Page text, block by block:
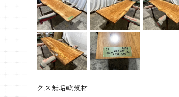
クス無垢乾燥材